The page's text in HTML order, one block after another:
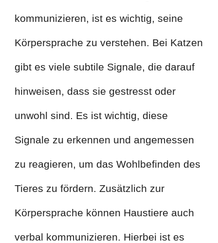
kommunizieren, ist es wichtig, seine
Körpersprache zu verstehen. Bei Katzen
gibt es viele subtile Signale, die darauf
hinweisen, dass sie gestresst oder
unwohl sind. Es ist wichtig, diese
Signale zu erkennen und angemessen
zu reagieren, um das Wohlbefinden des
Tieres zu fördern. Zusätzlich zur
Körpersprache können Haustiere auch
verbal kommunizieren. Hierbei ist es